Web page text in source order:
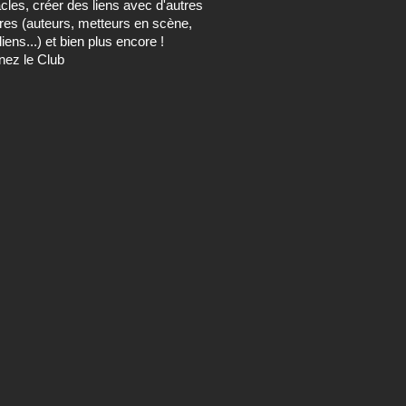
créer des liens avec d'autres
(auteurs, metteurs en scène,
et bien plus encore !
le Club